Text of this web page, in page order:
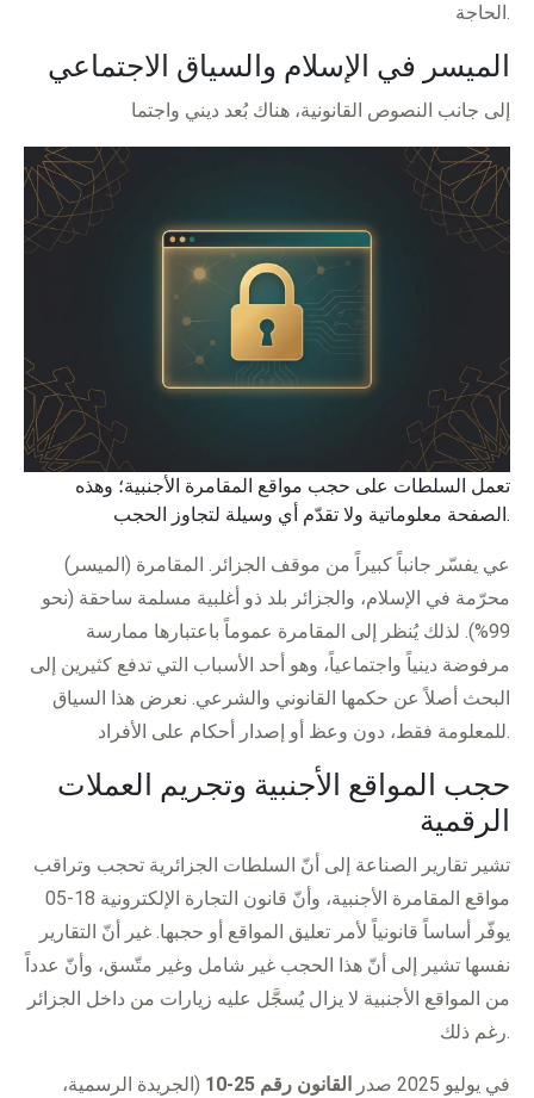
الميسر في الإسلام والسياق الاجتماعي
إلى جانب النصوص القانونية، هناك بُعد ديني واجتما
تعمل السلطات على حجب مواقع المقامرة الأجنبية؛ وهذه
الصفحة معلوماتية ولا تقدّم أي وسيلة لتجاوز الحجب.
عي يفسّر جانباً كبيراً من موقف الجزائر. المقامرة (الميسر)
محرّمة في الإسلام، والجزائر بلد ذو أغلبية مسلمة ساحقة (نحو
99%). لذلك يُنظر إلى المقامرة عموماً باعتبارها ممارسة
مرفوضة دينياً واجتماعياً، وهو أحد الأسباب التي تدفع كثيرين إلى
البحث أصلاً عن حكمها القانوني والشرعي. نعرض هذا السياق
للمعلومة فقط، دون وعظ أو إصدار أحكام على الأفراد.
حجب المواقع الأجنبية وتجريم العملات
الرقمية
تشير تقارير الصناعة إلى أنّ السلطات الجزائرية تحجب وتراقب
مواقع المقامرة الأجنبية، وأنّ قانون التجارة الإلكترونية 18-05
يوفّر أساساً قانونياً لأمر تعليق المواقع أو حجبها. غير أنّ التقارير
نفسها تشير إلى أنّ هذا الحجب غير شامل وغير متّسق، وأنّ عدداً
من المواقع الأجنبية لا يزال يُسجَّل عليه زيارات من داخل الجزائر
رغم ذلك.
في يوليو 2025 صدر القانون رقم 25-10
(الجريدة الرسمية،